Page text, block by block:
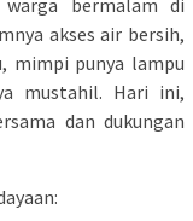
bermalam di
akses air bersih,
mimpi punya lampu
mustahil. Hari ini,
dan dukungan